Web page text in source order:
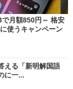
で月額850円～ 格安
使うキャンペーン
える「新明解国語
に一...